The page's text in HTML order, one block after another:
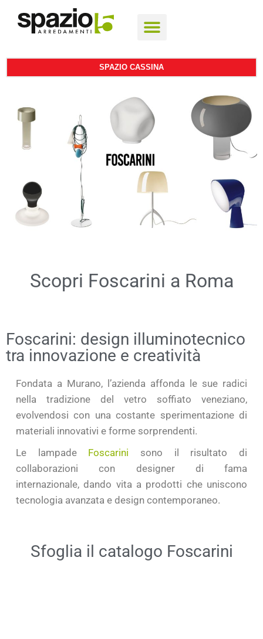
SPAZIO CASSINA
Scopri Foscarini a Roma
Foscarini: design illuminotecnico
tra innovazione e creatività
Fondata a Murano, l’azienda affonda le sue radici
nella tradizione del vetro soffiato veneziano,
evolvendosi con una costante sperimentazione di
materiali innovativi e forme sorprendenti.
Le
lampade Foscarini sono il risultato di
collaborazioni con designer di fama
internazionale,dando vita a prodotti che uniscono
tecnologia avanzata e design contemporaneo.
Sfoglia il catalogo Foscarini